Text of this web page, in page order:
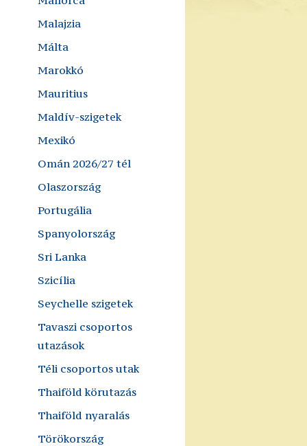
Malajzia
Málta
Marokkó
Mauritius
Maldív-szigetek
Mexikó
Omán 2026/27 tél
Olaszország
Portugália
Spanyolország
Sri Lanka
Szicília
Seychelle szigetek
Tavaszi csoportos
utazások
Téli csoportos utak
Thaiföld körutazás
Thaiföld nyaralás
Törökország